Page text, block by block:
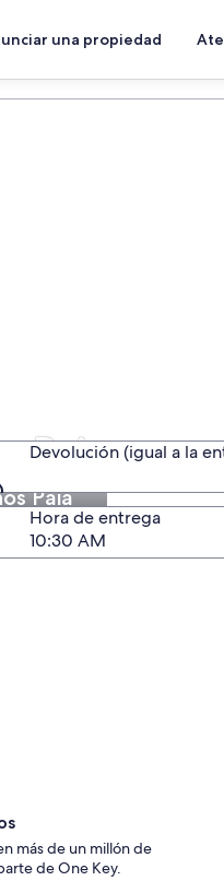
una propiedad
Paia
Paia
Devolución (igual a la
Devolución (igual a la
Hora de entrega
más de un millón de
de One Key.